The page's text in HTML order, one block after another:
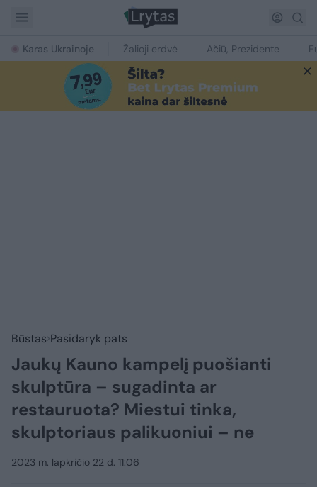
Karas Ukrainoje Žalioji erdvė Ačiū, Prezidente
Būstas Pasidaryk pats
Jaukų Kauno kampelį puošianti
skulptūra – sugadinta ar
restauruota? Miestui tinka,
skulptoriaus palikuoniui – ne
2023 m. lapkričio 22 d. 11:06